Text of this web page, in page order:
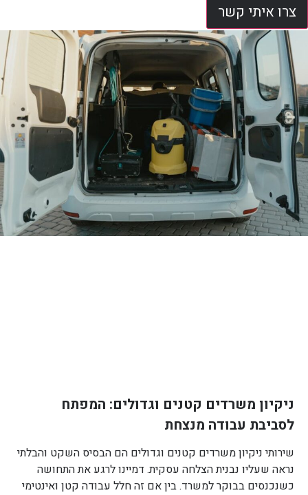
צרו איתי קשר
ניקיון משרדים קטנים וגדולים: המפתח
לסביבת עבודה מנצחת
שירותי ניקיון משרדים קטנים וגדולים הם הבסיס השקט והבלתי
נראה שעליו נבנית הצלחה עסקית. דמיינו לרגע את התחושה
כשנכנסים בבוקר למשרד. בין אם זה חלל עבודה קטן ואינטימי